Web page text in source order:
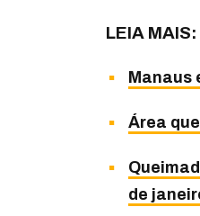
LEIA MAIS:
Manaus
Área
de